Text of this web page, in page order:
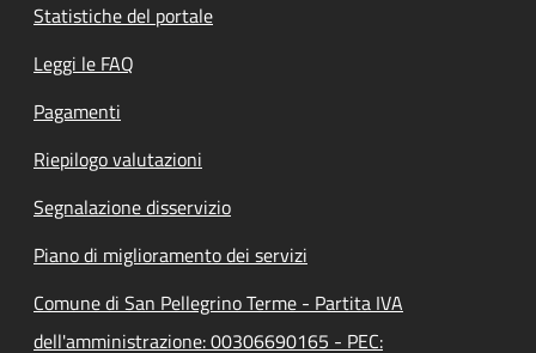
Statistiche del portale
Leggi le FAQ
Pagamenti
Riepilogo valutazioni
Segnalazione disservizio
Piano di miglioramento dei servizi
Comune di San Pellegrino Terme - Partita IVA
dell'amministrazione: 00306690165 - PEC: